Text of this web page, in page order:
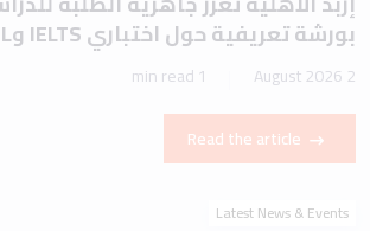
بورشة تعريفية حول اختباري IELTS وTOEFL
2 August 2026
1 min read
Read the article
Latest News & Events